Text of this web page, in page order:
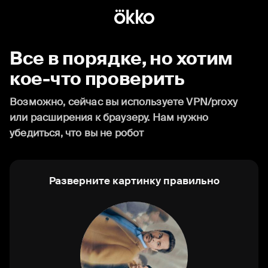
Все в порядке, но хотим
кое-что проверить
Возможно, сейчас вы используете VPN/proxy
или расширения к браузеру. Нам нужно
убедиться, что вы не робот
Разверните картинку правильно